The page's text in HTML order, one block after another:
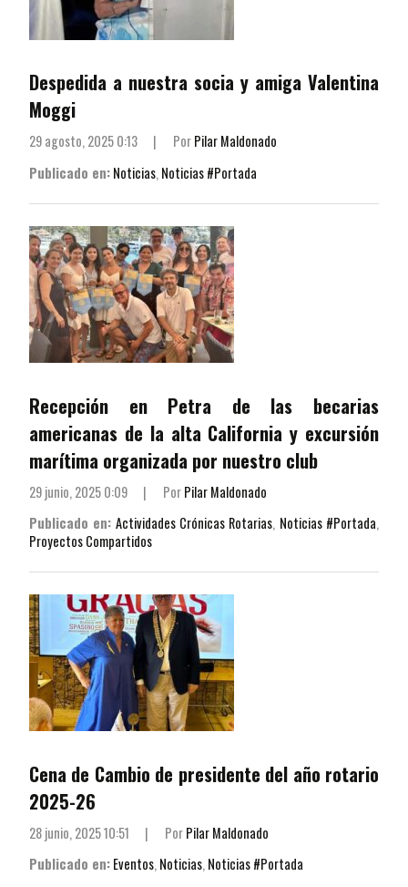
Despedida a nuestra socia y amiga Valentina
Moggi
29 agosto, 2025 0:13 | PorPilar Maldonado
Publicado en:Noticias, Noticias #Portada
Recepción en Petra de las becarias
americanas de la alta California y excursión
marítima organizada por nuestro club
29 junio, 2025 0:09 | PorPilar Maldonado
Publicado en: Actividades Crónicas Rotarias, Noticias #Portada,
Proyectos Compartidos
Cena de Cambio de presidente del año rotario
2025-26
28 junio, 2025 10:51 | PorPilar Maldonado
Publicado en:Eventos, Noticias, Noticias #Portada